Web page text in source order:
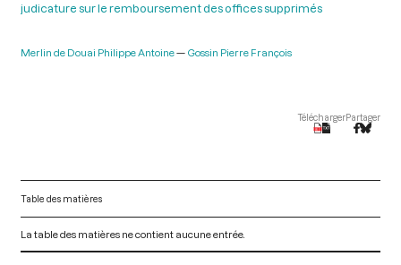
judicature sur le remboursement des offices supprimés
Merlin de Douai Philippe Antoine Gossin Pierre François
TéléchargerPartager
Table des matières
La table des matières ne contient aucune entrée.